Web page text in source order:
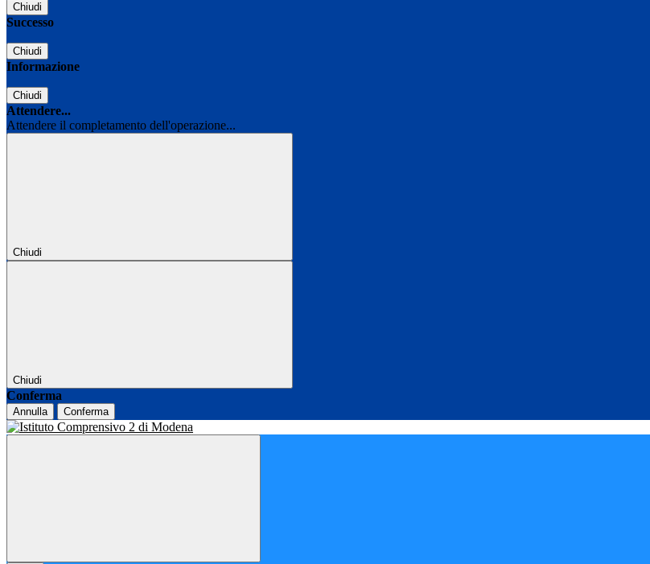
Chiudi
Successo
Chiudi
Informazione
Chiudi
Attendere...
Attendere il completamento dell'operazione...
Chiudi
Chiudi
Conferma
Annulla Conferma